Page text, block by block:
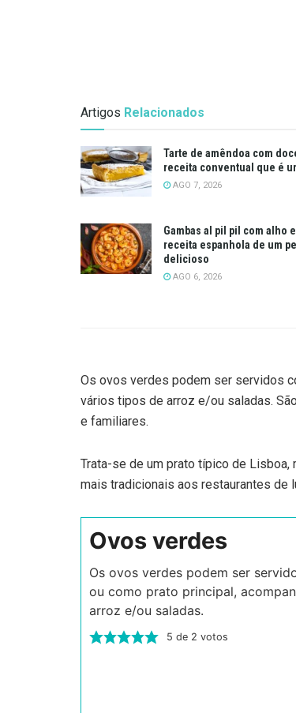
Artigos Relacionados
Tarte de amêndoa com
receita conventual que é
AGO 7, 2026
Gambas al pil pil com alho
receita espanhola de um
delicioso
AGO 6, 2026
Os ovos verdes podem ser servidos
vários tipos de arroz e/ou saladas.
e familiares.
Trata-se de um prato típico de
mais tradicionais aos restaurantes de
Ovos verdes
Os ovos verdes podem ser
ou como prato principal,
arroz e/ou saladas.
5 de 2 votos